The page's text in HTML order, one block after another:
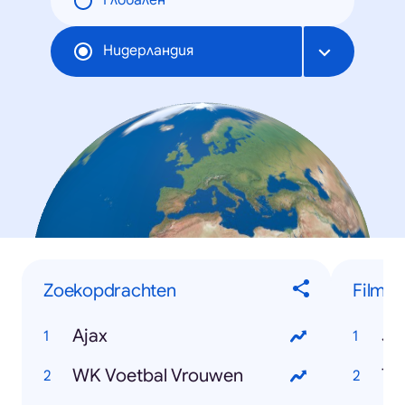
Нидерландия
Zoekopdrachten
Ajax
WK Voetbal Vrouwen
Films